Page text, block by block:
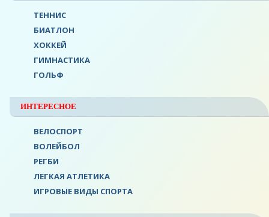
ТЕННИС
БИАТЛОН
ХОККЕЙ
ГИМНАСТИКА
ГОЛЬФ
ИНТЕРЕСНОЕ
ВЕЛОСПОРТ
ВОЛЕЙБОЛ
РЕГБИ
ЛЕГКАЯ АТЛЕТИКА
ИГРОВЫЕ ВИДЫ СПОРТА